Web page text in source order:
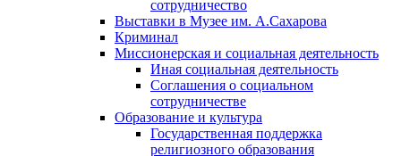
сотрудничество
Выставки в Музее им. А.Сахарова
Криминал
Миссионерская и социальная деятельность
Иная социальная деятельность
Соглашения о социальном
сотрудничестве
Образование и культура
Государственная поддержка
религиозного образования